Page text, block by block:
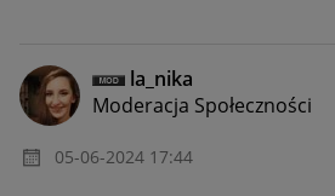
la_nika
Moderacja Społeczności
‎05-06-2024 17:44